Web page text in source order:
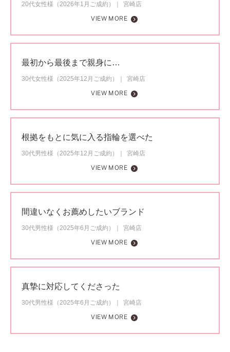
20代女性様（2026年1月ご成約）
宮崎店
VIEW MORE
最初から最後まで親身に…
30代女性様（2025年12月ご成約）
宮崎店
VIEW MORE
根拠をもとに気に入る指輪を選べた
30代男性様（2025年12月ご成約）
宮崎店
VIEW MORE
間違いなくお薦めしたいブランド
30代男性様（2025年6月ご成約）
宮崎店
VIEW MORE
真摯に対応してくださった
30代男性様（2025年6月ご成約）
宮崎店
VIEW MORE